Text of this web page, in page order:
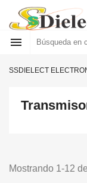

SSDIELECT
Mostrando 1-12